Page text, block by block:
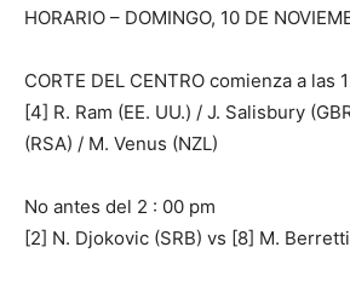
HORARIO – DOMINGO, 10 DE
CORTE DEL CENTRO comienza a las
[4] R. Ram (EE. UU.) / J. Salisbury
(RSA) / M. Venus (NZL)
No antes del 2 : 00 pm
[2] N. Djokovic (SRB) vs [8] M.